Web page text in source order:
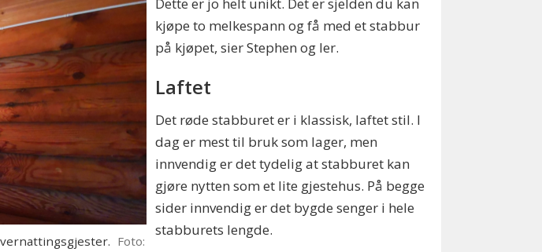
Foto:
Dette er jo helt unikt. Det er sjelden du kan
kjøpe to melkespann og få med et stabbur
på kjøpet, sier Stephen og ler.
Laftet
Det røde stabburet er i klassisk, laftet stil. I
dag er mest til bruk som lager, men
innvendig er det tydelig at stabburet kan
gjøre nytten som et lite gjestehus. På begge
sider innvendig er det bygde senger i hele
stabburets lengde.